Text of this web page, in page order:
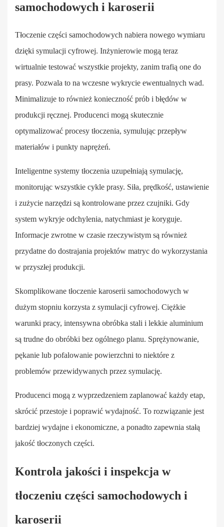
samochodowych i karoserii
Tłoczenie części samochodowych nabiera nowego wymiaru
dzięki symulacji cyfrowej. Inżynierowie mogą teraz
wirtualnie testować wszystkie projekty, zanim trafią one do
prasy. Pozwala to na wczesne wykrycie ewentualnych wad.
Minimalizuje to również konieczność prób i błędów w
produkcji ręcznej. Producenci mogą skutecznie
optymalizować procesy tłoczenia, symulując przepływ
materiałów i punkty naprężeń.
Inteligentne systemy tłoczenia uzupełniają symulację,
monitorując wszystkie cykle prasy. Siła, prędkość, ustawienie
i zużycie narzędzi są kontrolowane przez czujniki. Gdy
system wykryje odchylenia, natychmiast je koryguje.
Informacje zwrotne w czasie rzeczywistym są również
przydatne do dostrajania projektów matryc do wykorzystania
w przyszłej produkcji.
Skomplikowane tłoczenie karoserii samochodowych w
dużym stopniu korzysta z symulacji cyfrowej. Ciężkie
warunki pracy, intensywna obróbka stali i lekkie aluminium
są trudne do obróbki bez ogólnego planu. Sprężynowanie,
pękanie lub pofalowanie powierzchni to niektóre z
problemów przewidywanych przez symulację.
Producenci mogą z wyprzedzeniem zaplanować każdy etap,
skrócić przestoje i poprawić wydajność. To rozwiązanie jest
bardziej wydajne i ekonomiczne, a ponadto zapewnia stałą
jakość tłoczonych części.
Kontrola jakości i inspekcja w
tłoczeniu części samochodowych i
karoserii